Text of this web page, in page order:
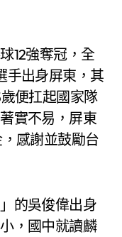
12強奪冠，全
手出身屏東，其
便扛起國家隊
實不易，屏東
感謝並鼓勵台
的吳俊偉出身
，國中就讀麟